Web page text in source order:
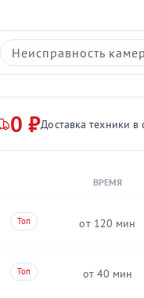
Неисправность
0 ₽Доставка техники в
ВРЕМЯ
120
40